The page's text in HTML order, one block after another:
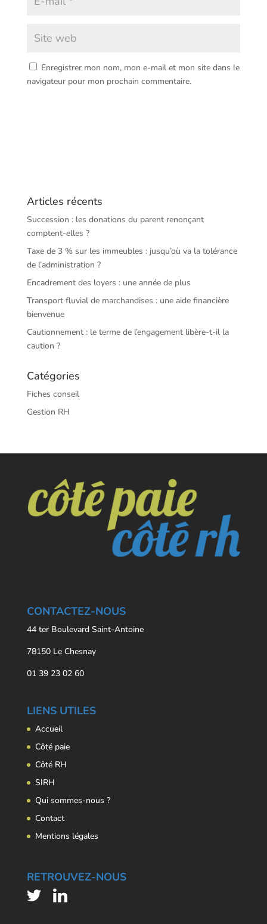
Enregistrer mon nom, mon e-mail et mon site dans le
navigateur pour mon prochain commentaire.
Articles récents
Succession : les donations du parent renonçant
comptent-elles ?
Taxe de 3 % sur les immeubles : jusqu’où va la tolérance
de l’administration ?
Encadrement des loyers : une année de plus
Transport fluvial de marchandises : une aide financière
bienvenue
Cautionnement : le terme de l’engagement libère-t-il la
caution ?
Catégories
Fiches conseil
Gestion RH
CONTACTEZ-NOUS
44 ter Boulevard Saint-Antoine
78150 Le Chesnay
01 39 23 02 60
LIENS UTILES
Accueil
Côté paie
Côté RH
SIRH
Qui sommes-nous ?
Contact
Mentions légales
RETROUVEZ-NOUS